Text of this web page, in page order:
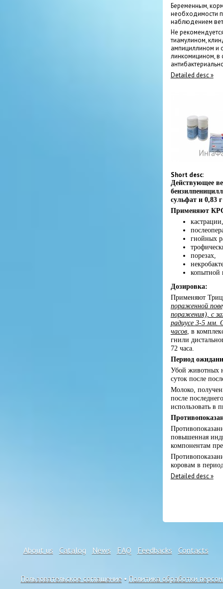
Беременным,
необходимости
наблюдением
Не
тиамулином,
ампициллином и
линкомицином, в
Detailed desc »
Short desc:
Действующее
сульфат и 0,83
Применяют
кастрации,
гнойных
порезах,
копытной
Дозировка:
Применяют
пораженной
поражения), с
радиусе 3-5 мм.
часов, в
гнили
72 часа.
Период
Убой животных
суток после
Молоко,
после
использовать в
повышенная
компонентам
коровам в
Detailed desc »
About us Catalog News FAQ Feedbacks Contacts
Пользовательское соглашение • Политика обработки